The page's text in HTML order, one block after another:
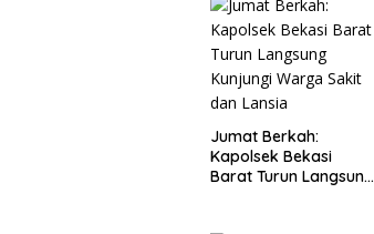
Jumat Berkah:
Kapolsek Bekasi
Barat Turun Langsung